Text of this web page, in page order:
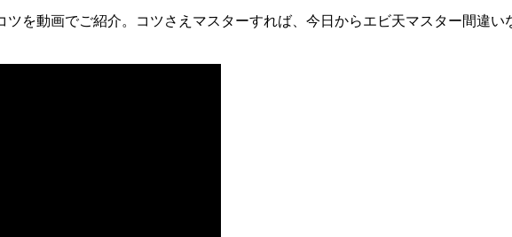
を動画でご紹介。コツさえマスターすれば、今日からエビ天マスター間違い